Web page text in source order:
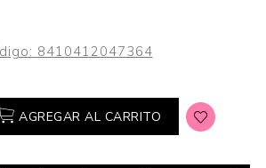
8410412047364
AGREGAR AL CARRITO